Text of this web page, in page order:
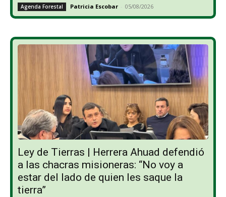
Agenda Forestal Patricia Escobar - 05/08/2026
Ley de Tierras | Herrera Ahuad defendió
a las chacras misioneras: “No voy a
estar del lado de quien les saque la
tierra”